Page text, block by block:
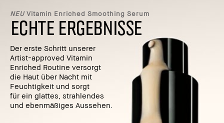
NEUVitamin Enriched Smoothing Serum
ECHTE ERGEBNISSE
Der erste Schritt unserer
Artist-approved Vitamin
Enriched Routine versorgt
die Haut über Nacht mit
Feuchtigkeit und sorgt
für ein glattes, strahlendes
und ebenmäßiges Aussehen.